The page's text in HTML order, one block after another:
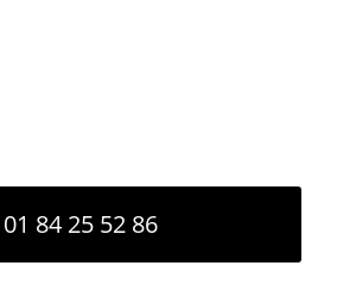
01 84 25 52 86